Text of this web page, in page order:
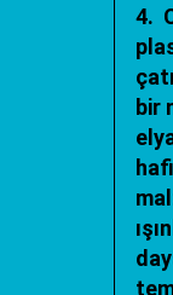
4.
bir